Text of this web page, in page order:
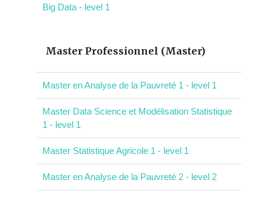
Big Data - level 1
Master Professionnel (Master)
Master en Analyse de la Pauvreté 1 - level 1
Master Data Science et Modélisation Statistique
1 - level 1
Master Statistique Agricole 1 - level 1
Master en Analyse de la Pauvreté 2 - level 2